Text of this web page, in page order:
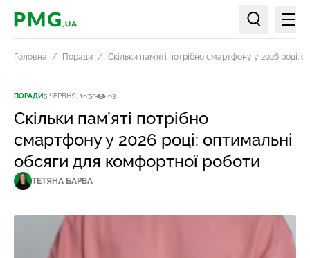
PMG.ua
Пошук по
Головна Поради Скільки пам’яті потрібно смартфону у 2026 році:
ПОРАДИ5 ЧЕРВНЯ, 16:50 63
Скільки пам’яті потрібно
смартфону у 2026 році: оптимальні
обсяги для комфортної роботи
ТЕТЯНА БАРВА